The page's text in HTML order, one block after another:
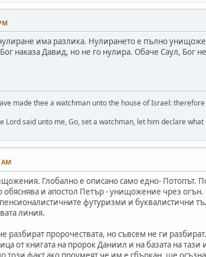
има разлика. Нулирането е пълно
наказа Давид, но не го нулира. Обаче Саул, Бог
made thee a watchman unto the house of Israel:
Lord said unto me, Go, set a watchman, let him declare what
Глобално е описано само едно- Потопът.
и апостол Петър - унищожение чрез
футуризми и буквалистични
линия.
разбират пророчествата, но съвсем не ги
от книгата на пророк Даниил и на базата на